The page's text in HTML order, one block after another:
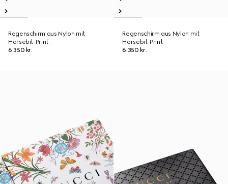
Regenschirm aus Nylon mit
Horsebit-Print
6.350 kr.
Regenschirm aus Nylon mit
Horsebit-Print
6.350 kr.